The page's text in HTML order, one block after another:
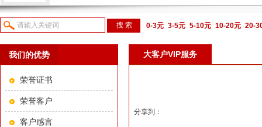
0-3元 3-5元 5-10元 10-20元 20-
议或电话咨询
我们的优势
荣誉证书
荣誉客户
客户感言
大客户VIP服务
分享到：